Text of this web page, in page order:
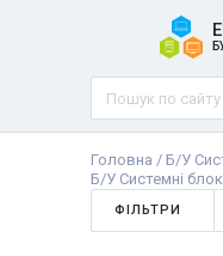
Головна / Б/У
Б/У Системні
ФІЛЬТРИ